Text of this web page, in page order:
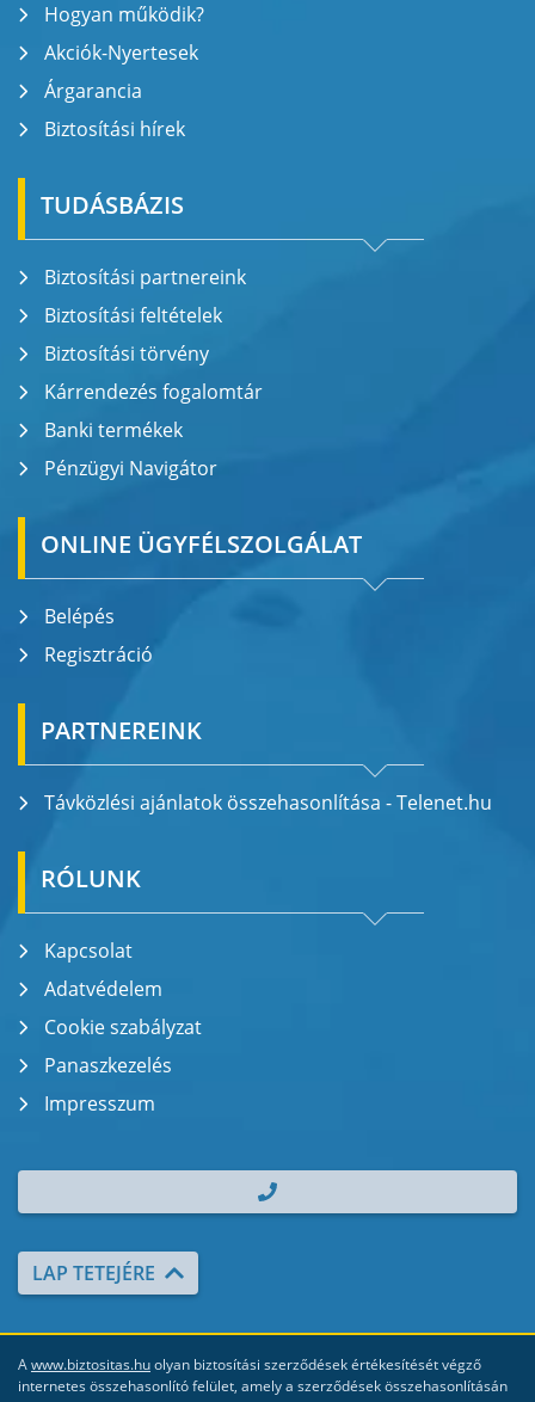
Hogyan működik?
Akciók-Nyertesek
Árgarancia
Biztosítási hírek
TUDÁSBÁZIS
Biztosítási partnereink
Biztosítási feltételek
Biztosítási törvény
Kárrendezés fogalomtár
Banki termékek
Pénzügyi Navigátor
ONLINE ÜGYFÉLSZOLGÁLAT
Belépés
Regisztráció
PARTNEREINK
Távközlési ajánlatok összehasonlítása - Telenet.hu
RÓLUNK
Kapcsolat
Adatvédelem
Cookie szabályzat
Panaszkezelés
Impresszum
| TEL.: +36 70 700 2000
LAP TETEJÉRE
Awww.biztositas.huolyan biztosítási szerződések értékesítését végző
internetes összehasonlító felület, amely a szerződések összehasonlításán